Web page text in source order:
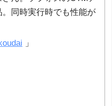
同時実行時でも性能が
」